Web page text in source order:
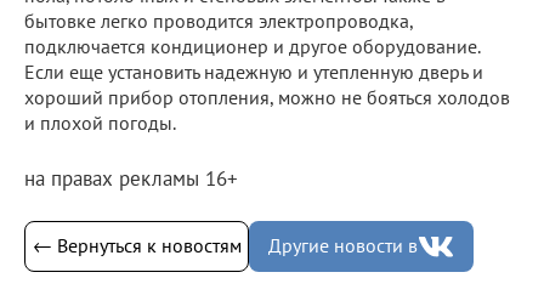
бытовке легко проводится электропроводка,
подключается кондиционер и другое оборудование.
Если еще установить надежную и утепленную дверь и
хороший прибор отопления, можно не бояться холодов
и плохой погоды.
на правах рекламы 16+
← Вернуться к новостям Другие новости в